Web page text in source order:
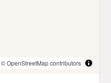
© OpenStreetMap contributors